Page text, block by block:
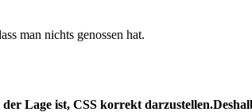
man nichts genossen hat.
Lage ist, CSS korrekt